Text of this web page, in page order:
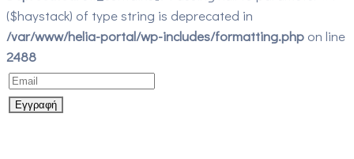
($haystack) of type string is deprecated in
/var/www/helia-portal/wp-includes/formatting.php on line
2488